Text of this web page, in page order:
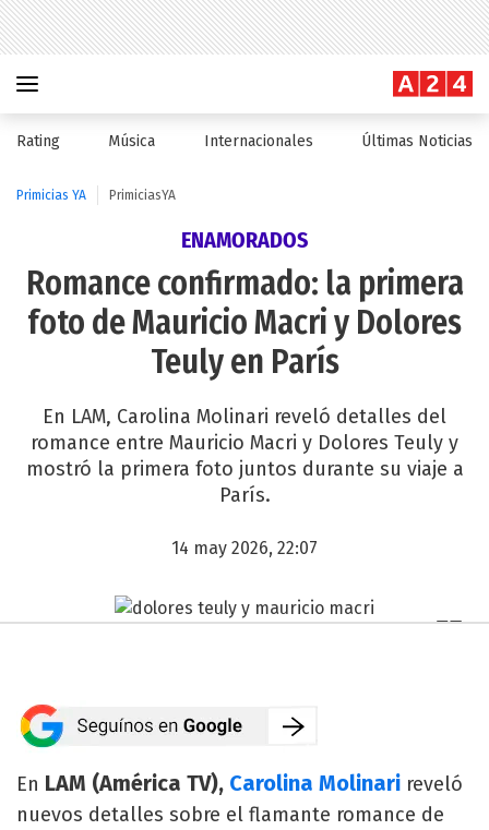
Rating Música Internacionales Últimas Noticias
Primicias YA PrimiciasYA
ENAMORADOS
Romance confirmado: la primera
foto de Mauricio Macri y Dolores
Teuly en París
En LAM, Carolina Molinari reveló detalles del
romance entre Mauricio Macri y Dolores Teuly y
mostró la primera foto juntos durante su viaje a
París.
14 may 2026, 22:07
En LAM (América TV), Carolina Molinari reveló
nuevos detalles sobre el flamante romance de